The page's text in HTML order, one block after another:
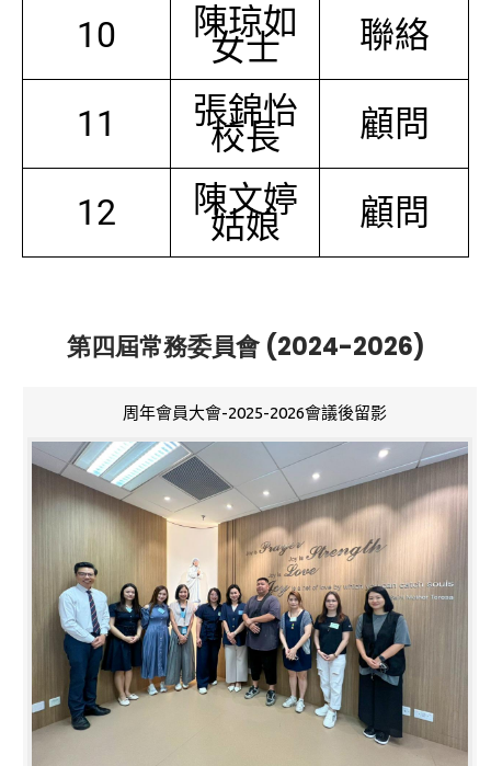
10 陳琼如
女士 聯絡
11 張錦怡
校長 顧問
12 陳文婷
姑娘 顧問
第四屆常務委員會 (2024-2026)
周年會員大會-2025-2026會議後留影